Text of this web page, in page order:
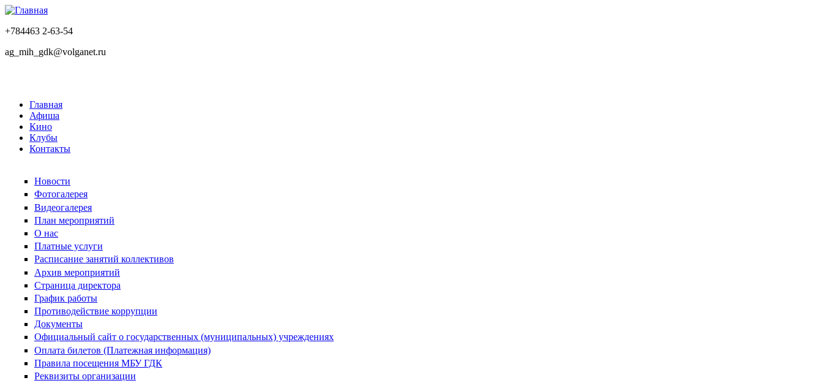
+784463 2-63-54
ag_mih_gdk@volganet.ru
Главная
Афиша
Кино
Клубы
Контакты
Новости
Фотогалерея
Видеогалерея
План мероприятий
О нас
Платные услуги
Расписание занятий коллективов
Архив мероприятий
Страница директора
График работы
Противодействие коррупции
Документы
Официальный сайт о государственных (муниципальных) учреждениях
Оплата билетов (Платежная информация)
Правила посещения МБУ ГДК
Реквизиты организации